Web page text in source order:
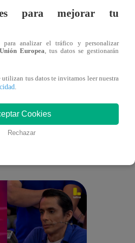
Rodríguez
te puede
para mejorar tu
analizar el tráfico y personalizar
Unión Europea, tus datos se gestionarán
utilizan tus datos te invitamos leer nuestra
.
Cookies
Rechazar